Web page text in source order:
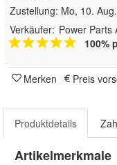
Zustellung: Mo, 10.
Verkäufer: Power Parts
100%
Merken Preis
Produktdetails
Artikelmerkmale